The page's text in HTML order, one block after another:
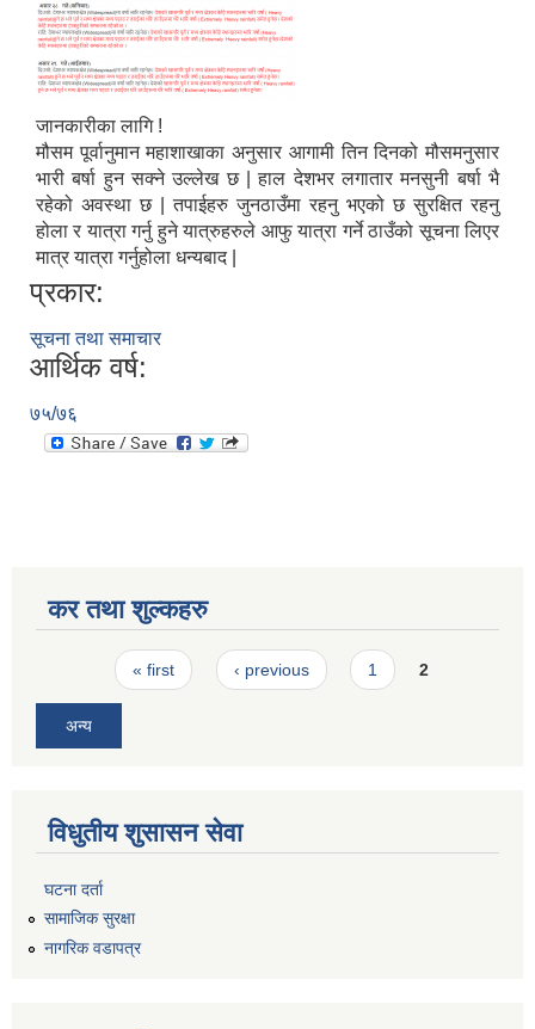
जानकारीका लागि !
मौसम पूर्वानुमान महाशाखाका अनुसार आगामी तिन दिनको मौसमनुसार
भारी बर्षा हुन सक्ने उल्लेख छ | हाल देशभर लगातार मनसुनी बर्षा भै
रहेको अवस्था छ | तपाईहरु जुनठाउँमा रहनु भएको छ सुरक्षित रहनु
होला र यात्रा गर्नु हुने यात्रुहरुले आफु यात्रा गर्ने ठाउँको सूचना लिएर
मात्र यात्रा गर्नुहोला धन्यबाद |
प्रकार:
सूचना तथा समाचार
आर्थिक वर्ष:
७५/७६
कर तथा शुल्कहरु
Pages« first ‹ previous 1 2
अन्य
विधुतीय शुसासन सेवा
घटना दर्ता
सामाजिक सुरक्षा
नागरिक वडापत्र